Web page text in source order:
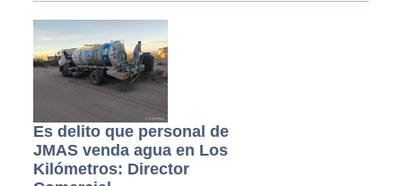
Es delito que personal de
JMAS venda agua en Los
Kilómetros: Director